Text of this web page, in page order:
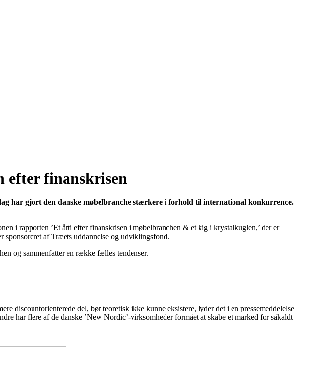
efter finanskrisen
har gjort den danske møbelbranche stærkere i forhold til international konkurrence.
i rapporten ’Et årti efter finanskrisen i møbelbranchen & et kig i krystalkuglen,’ der er
af Træets uddannelse og udviklingsfond.
og sammenfatter en række fælles tendenser.
discountorienterede del, bør teoretisk ikke kunne eksistere, lyder det i en pressemeddelelse
har flere af de danske ’New Nordic’-virksomheder formået at skabe et marked for såkaldt